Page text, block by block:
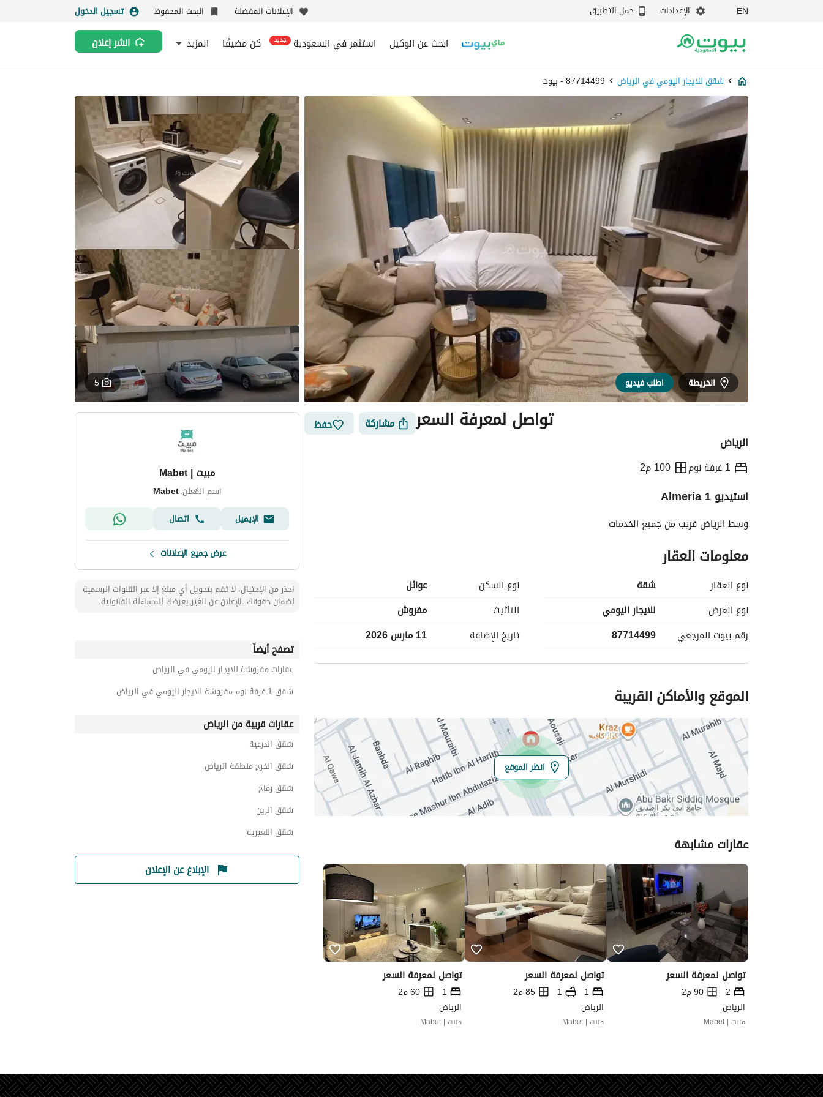
EN الإعدادات حمل التطبيق الإعلانات المفضلة البحث المحفوظ تسجيل الدخول
ابحث عن الوكيل استثمر في السعودية جديد كن مضيفًا المزيد انشر إعلان
شقق للايجار اليومي في الرياض 87714499 - بيوت
الخريطة اطلب فيديو 5
تواصل لمعرفة السعر مشاركة حفظ
الرياض
1 غرفة نوم 100 م2
استيديو 1 Almería
وسط الرياض قريب من جميع الخدمات
معلومات العقار
نوع العقار
شقة
نوع العرض
للايجار اليومي
رقم بيوت المرجعي
87714499
نوع السكن
عوائل
التأثيث
مفروش
تاريخ الإضافة
11 مارس 2026
الموقع والأماكن القريبة
انظر الموقع
عقارات مشابهة
تواصل لمعرفة السعر
2
90 م2
الرياض
مبيت | Mabet
تواصل لمعرفة السعر
1
1
85 م2
الرياض
مبيت | Mabet
تواصل لمعرفة السعر
1
60 م2
الرياض
مبيت | Mabet
مبيت | Mabet
اسم المُعلن:Mabet
الإيميل
اتصال
عرض جميع الإعلانات
احذر من الإحتيال، لا تقم بتحويل أي مبلغ إلا عبر القنوات الرسمية
لضمان حقوقك .الإعلان عن الغير يعرضك للمساءلة القانونية.
تصفح أيضاً
عقارات مفروشة للايجار اليومي في الرياض
شقق 1 غرفة نوم مفروشة للايجار اليومي في الرياض
عقارات قريبة من الرياض
شقق الدرعية
شقق الخرج منطقة الرياض
شقق رماح
شقق الرين
شقق النعيرية
الإبلاغ عن الإعلان